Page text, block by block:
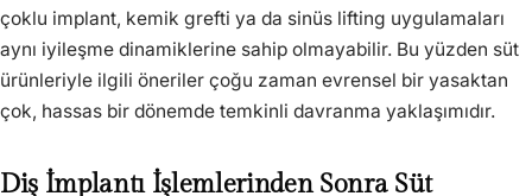
çoklu implant, kemik grefti ya da sinüs lifting uygulamaları
aynı iyileşme dinamiklerine sahip olmayabilir. Bu yüzden süt
ürünleriyle ilgili öneriler çoğu zaman evrensel bir yasaktan
çok, hassas bir dönemde temkinli davranma yaklaşımıdır.
Diş İmplantı İşlemlerinden Sonra Süt